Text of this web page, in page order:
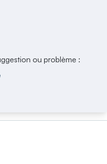
ou problème :